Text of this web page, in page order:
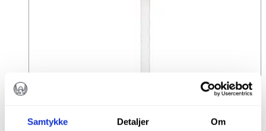
Samtykke Detaljer Om